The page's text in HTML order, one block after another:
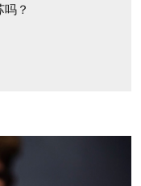
he says. Still,
isn't the first time
watchers have
？